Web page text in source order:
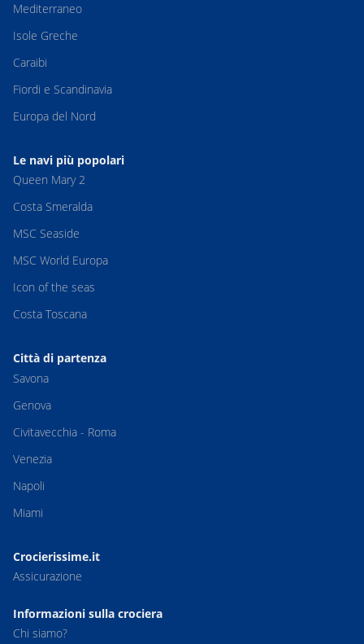
Mediterraneo
Isole Greche
Caraibi
Fiordi e Scandinavia
Europa del Nord
Le navi più popolari
Queen Mary 2
Costa Smeralda
MSC Seaside
MSC World Europa
Icon of the seas
Costa Toscana
Città di partenza
Savona
Genova
Civitavecchia - Roma
Venezia
Napoli
Miami
Crocierissime.it
Assicurazione
Informazioni sulla crociera
Chi siamo?